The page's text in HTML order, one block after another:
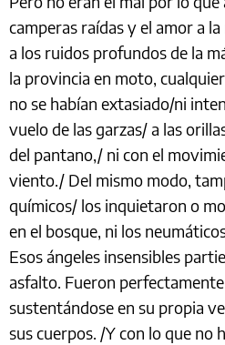
camperas raídas y el amor a
a los ruidos profundos de la
la provincia en moto,
no se habían extasiado/ni
vuelo de las garzas/ a las
del pantano,/ ni con el
viento./ Del mismo modo,
químicos/ los inquietaron o
en el bosque, ni los
Esos ángeles insensibles
asfalto. Fueron
sustentándose en su propia
sus cuerpos. /Y con lo que no